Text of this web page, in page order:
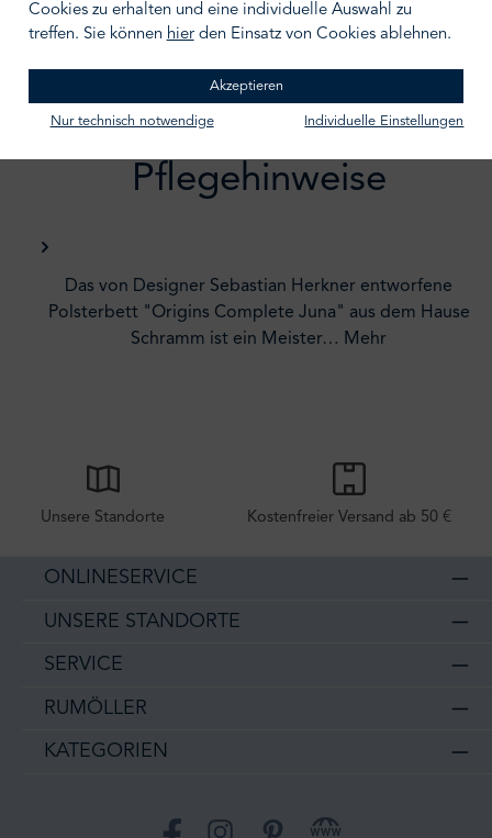
Beschreibung /
Pflegehinweise
Das von Designer Sebastian Herkner entworfene
Polsterbett "Origins Complete Juna" aus dem Hause
Schramm ist ein Meister… Mehr
Unsere Standorte Kostenfreier Versand ab 50 €
ONLINESERVICE
UNSERE STANDORTE
SERVICE
RUMÖLLER
KATEGORIEN
Cookies zu erhalten und eine individuelle Auswahl zu
treffen. Sie können hierden Einsatz von Cookies ablehnen.
Akzeptieren
Nur technisch notwendige Individuelle Einstellungen